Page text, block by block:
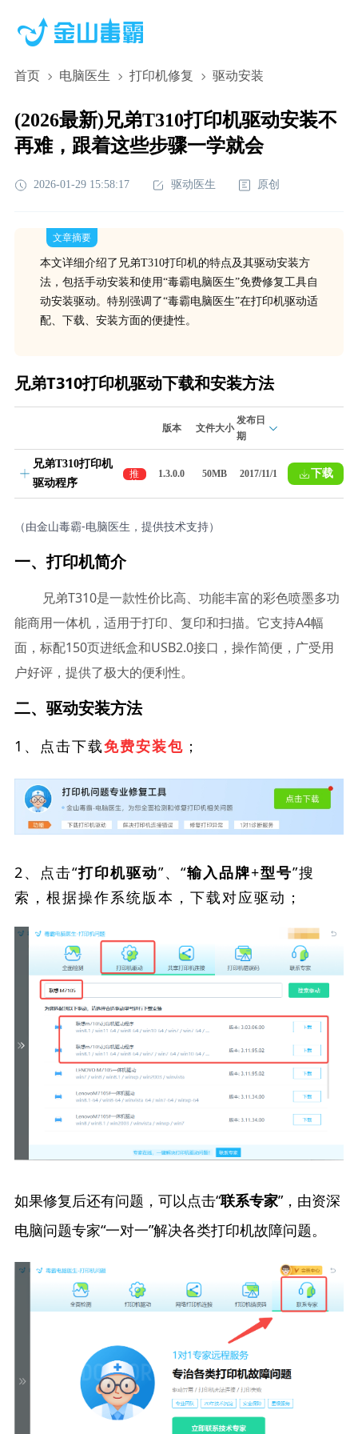
首页 电脑医生 打印机修复 驱动安装
(2026最新)兄弟T310打印机驱动安装不
再难，跟着这些步骤一学就会
2026-01-29 15:58:17 驱动医生 原创
文章摘要
本文详细介绍了兄弟T310打印机的特点及其驱动安装方
法，包括手动安装和使用“毒霸电脑医生”免费修复工具自
动安装驱动。特别强调了“毒霸电脑医生”在打印机驱动适
配、下载、安装方面的便捷性。
兄弟T310打印机驱动下载和安装方法
版本 文件大小
发布日
期
兄弟T310打印机
驱动程序
推
荐
1.3.0.0 50MB 2017/11/1 下载
（由金山毒霸-电脑医生，提供技术支持）
一、打印机简介
兄弟T310是一款性价比高、功能丰富的彩色喷墨多功
能商用一体机，适用于打印、复印和扫描。它支持A4幅
面，标配150页进纸盒和USB2.0接口，操作简便，广受用
户好评，提供了极大的便利性。
二、驱动安装方法
1、点击下载免费安装包 ；
2、点击“打印机驱动”、“输入品牌+型号”搜
索，根据操作系统版本，下载对应驱动；
如果修复后还有问题，可以点击“联系专家”，由资深
电脑问题专家“一对一”解决各类打印机故障问题。